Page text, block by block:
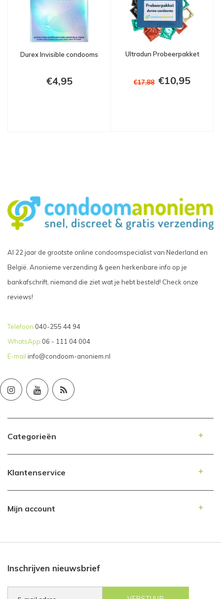
Durex Invisible condooms
€4,95
Ultradun Probeerpakket
€17,88 €10,95
Al 22 jaar de grootste online condoomspecialist van Nederland en
België. Anonieme verzending & geen herkenbare info op je
bankafschrift, niemand die ziet wat je hebt besteld! Check onze
reviews!
Telefoon 040-255 44 94
WhatsApp 06 - 111 04 004
E-mail info@condoom-anoniem.nl
Categorieën
Klantenservice
Mijn account
Inschrijven nieuwsbrief